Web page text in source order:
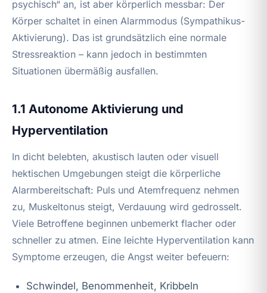
psychisch“ an, ist aber körperlich messbar: Der
Körper schaltet in einen Alarmmodus (Sympathikus-
Aktivierung). Das ist grundsätzlich eine normale
Stressreaktion – kann jedoch in bestimmten
Situationen übermäßig ausfallen.
1.1 Autonome Aktivierung und
Hyperventilation
In dicht belebten, akustisch lauten oder visuell
hektischen Umgebungen steigt die körperliche
Alarmbereitschaft: Puls und Atemfrequenz nehmen
zu, Muskeltonus steigt, Verdauung wird gedrosselt.
Viele Betroffene beginnen unbemerkt flacher oder
schneller zu atmen. Eine leichte Hyperventilation kann
Symptome erzeugen, die Angst weiter befeuern:
Schwindel, Benommenheit, Kribbeln